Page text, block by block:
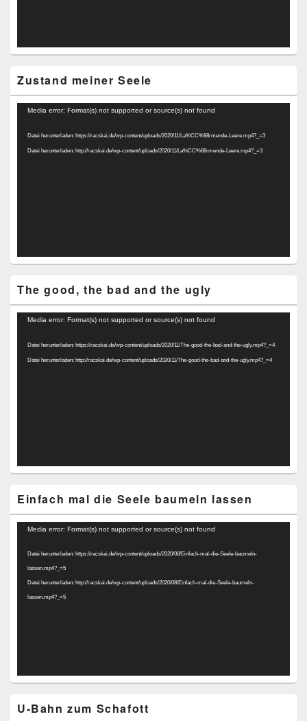
Zustand meiner Seele
Video-
Media error: Format(s) not supported or source(s) not found
Datei herunterladen: https://racskai.de/wp-content/uploads/2020/11/La%CC%88rmende-Leere.mp4?_=3
Datei herunterladen: http://racskai.de/wp-content/uploads/2020/11/La%CC%88rmende-Leere.mp4?_=3
The good, the bad and the ugly
Video-
Media error: Format(s) not supported or source(s) not found
Datei herunterladen: https://racskai.de/wp-content/uploads/2020/11/The-good-the-bad-and-the-ugly.mp4?_=4
Datei herunterladen: http://racskai.de/wp-content/uploads/2020/11/The-good-the-bad-and-the-ugly.mp4?_=4
Einfach mal die Seele baumeln lassen
Video-
Media error: Format(s) not supported or source(s) not found
Datei herunterladen: https://racskai.de/wp-content/uploads/2020/08/Einfach-mal-die-Seele-baumeln-
lassen.mp4?_=5
Datei herunterladen: http://racskai.de/wp-content/uploads/2020/08/Einfach-mal-die-Seele-baumeln-
lassen.mp4?_=5
U-Bahn zum Schafott